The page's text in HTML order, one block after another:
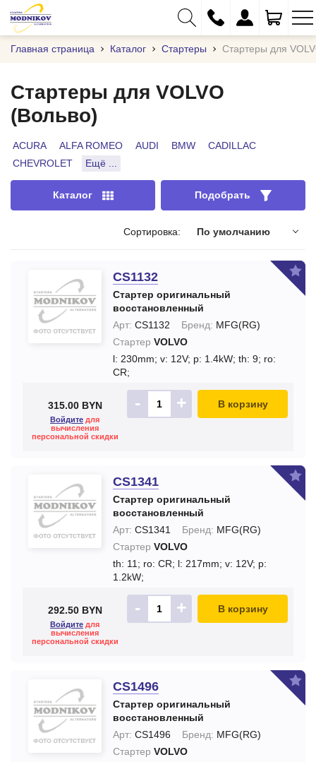
+375 (17) 373-97-09
info@modnikov.com
Главная страница Каталог Стартеры Стартеры для
Стартеры для VOLVO
(Вольво)
ACURA ALFA ROMEO AUDI BMW
CADILLAC
CHEVROLET
Ещё ...
Каталог Подобрать
Сортировка: По умолчанию
CS1132
Стартер оригинальный
восстановленный
Арт: CS1132 Бренд: MFG(RG)
Стартер VOLVO
l: 230mm; v: 12V; p: 1.4kW; th: 9; ro:
CR;
315.00 BYN
Войдите для
вычисления
персональной скидки
- + В корзину
CS1341
Стартер оригинальный
восстановленный
Арт: CS1341 Бренд: MFG(RG)
Стартер VOLVO
th: 11; ro: CR; l: 217mm; v: 12V; p:
1.2kW;
292.50 BYN
Войдите для
вычисления
персональной скидки
- + В корзину
CS1496
Стартер оригинальный
восстановленный
Арт: CS1496 Бренд: MFG(RG)
Стартер VOLVO